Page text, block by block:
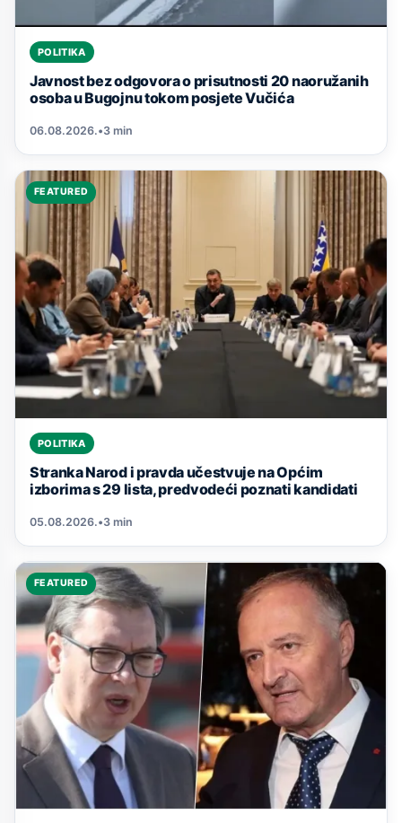
POLITIKA
Javnost bez odgovora o prisutnosti 20 naoružanih
osoba u Bugojnu tokom posjete Vučića
06.08.2026.•3 min
FEATURED
POLITIKA
Stranka Narod i pravda učestvuje na Općim
izborima s 29 lista, predvodeći poznati kandidati
05.08.2026.•3 min
FEATURED